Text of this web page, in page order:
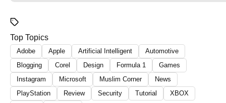
Top Topics
Adobe Apple Artificial Intelligent
Automotive
Blogging
Corel Design Formula 1
Games
Instagram
Microsoft Muslim Corner
News
PlayStation
Review Security Tutorial
XBOX